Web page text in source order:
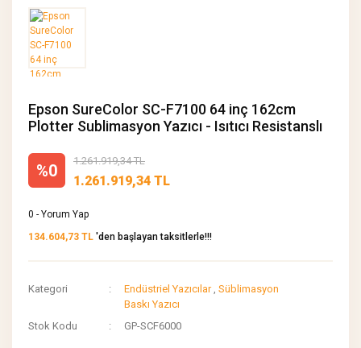
Epson SureColor SC-F7100 64 inç 162cm
Plotter Sublimasyon Yazıcı - Isıtıcı Resistanslı
%0
1.261.919,34 TL
1.261.919,34 TL
0 - Yorum Yap
134.604,73 TL 'den başlayan taksitlerle!!!
Kategori Endüstriel Yazıcılar
Süblimasyon
Baskı Yazıcı
Stok Kodu
GP-SCF6000